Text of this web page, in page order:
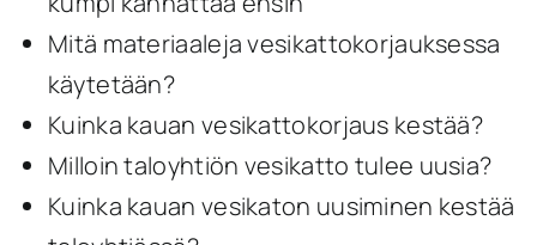
Mitä materiaaleja vesikattokorjauksessa
käytetään?
Kuinka kauan vesikattokorjaus kestää?
Milloin taloyhtiön vesikatto tulee uusia?
Kuinka kauan vesikaton uusiminen kestää